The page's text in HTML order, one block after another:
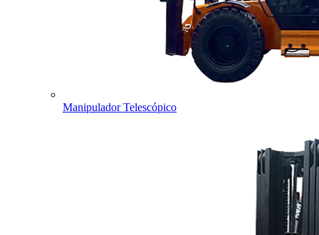
Manipulador Telescópico